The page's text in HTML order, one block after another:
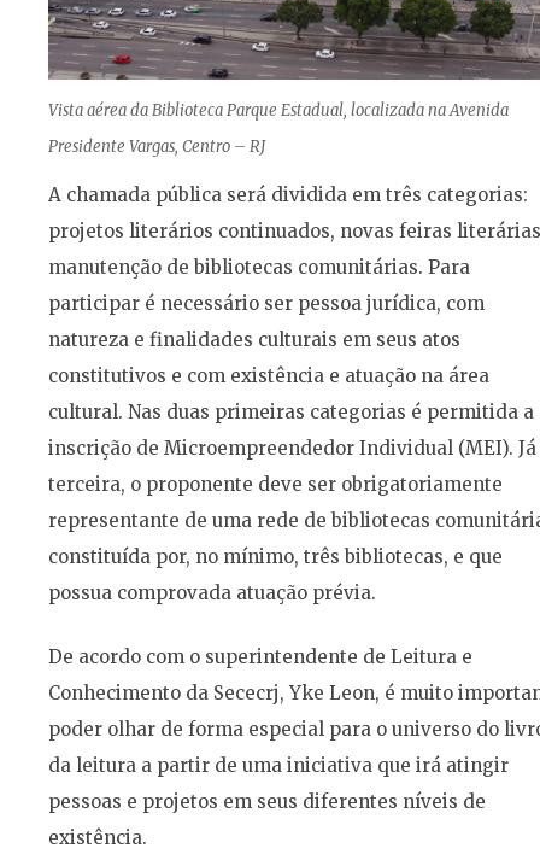
Vista aérea da Biblioteca Parque Estadual, localizada na Avenida
Presidente Vargas, Centro – RJ
A chamada pública será dividida em três categorias:
projetos literários continuados, novas feiras
manutenção de bibliotecas comunitárias. Para
participar é necessário ser pessoa jurídica, com
natureza e finalidades culturais em seus atos
constitutivos e com existência e atuação na área
cultural. Nas duas primeiras categorias é permitida a
inscrição de Microempreendedor Individual (MEI). Já
terceira, o proponente deve ser obrigatoriamente
representante de uma rede de bibliotecas
constituída por, no mínimo, três bibliotecas, e que
possua comprovada atuação prévia.
De acordo com o superintendente de Leitura e
Conhecimento da Sececrj, Yke Leon, é muito
poder olhar de forma especial para o universo do
da leitura a partir de uma iniciativa que irá atingir
pessoas e projetos em seus diferentes níveis de
existência.